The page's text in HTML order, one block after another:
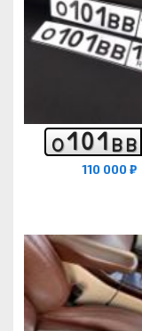
О101ВВ
110 000 ₽